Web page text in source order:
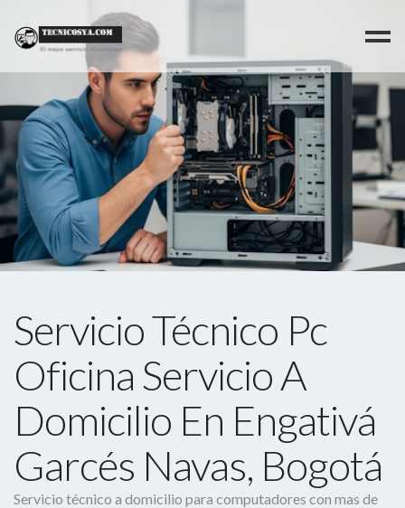
Servicio Técnico Pc
Oficina Servicio A
Domicilio En Engativá
Garcés Navas, Bogotá
Servicio técnico a domicilio para computadores con mas de